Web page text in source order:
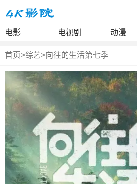
电影 电视剧 动漫
首页>综艺>向往的生活第七季